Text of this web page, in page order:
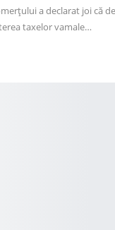
a declarat joi că
taxelor vamale…